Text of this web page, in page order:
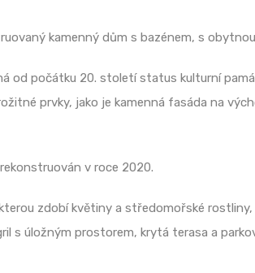
kamenný dům s bazénem, s
od počátku 20. století status kulturní
prvky, jako je kamenná fasáda na
v roce 2020.
zdobí květiny a středomořské
s úložným prostorem, krytá terasa a